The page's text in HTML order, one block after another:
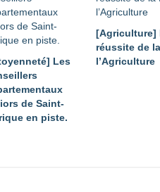
Les
de Saint-
en piste.
[Agriculture]
réussite de
l’Agriculture